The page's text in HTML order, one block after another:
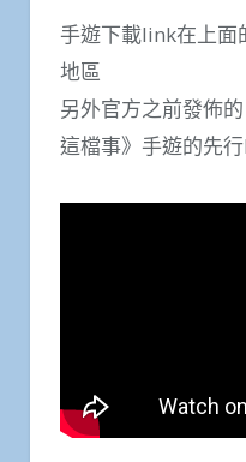
手遊下載link在上面
地區
另外官方之前發佈
這檔事》手遊的先行